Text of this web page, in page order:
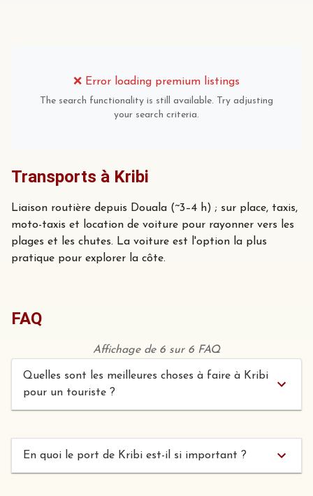
❌ Error loading premium listings
The search functionality is still available. Try adjusting
your search criteria.
Transports à Kribi
Liaison routière depuis Douala (~3–4 h) ; sur place, taxis,
moto-taxis et location de voiture pour rayonner vers les
plages et les chutes. La voiture est l'option la plus
pratique pour explorer la côte.
FAQ
Affichage de 6 sur 6 FAQ
Quelles sont les meilleures choses à faire à Kribi
pour un touriste ?
En quoi le port de Kribi est-il si important ?